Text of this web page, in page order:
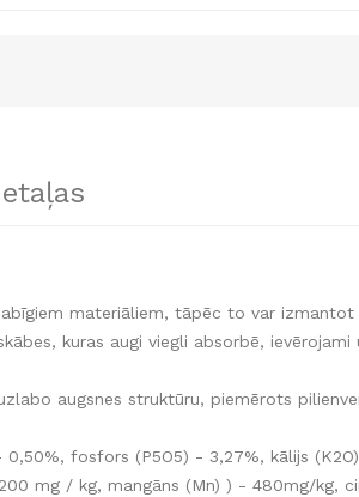
materiāliem, tāpēc to var izmantot
kuras augi viegli absorbē, ievērojami
augsnes struktūru, piemērots
fosfors (P5O5) - 3,27%, kālijs
mg / kg, mangāns (Mn) ) - 480mg/kg,